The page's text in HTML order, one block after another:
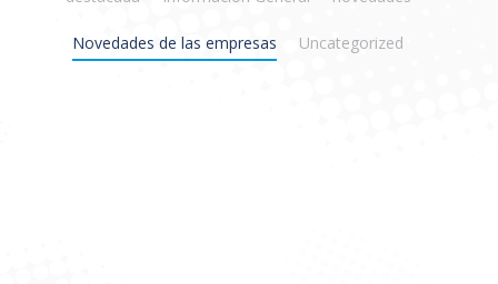
Novedades de las empresas Uncategorized